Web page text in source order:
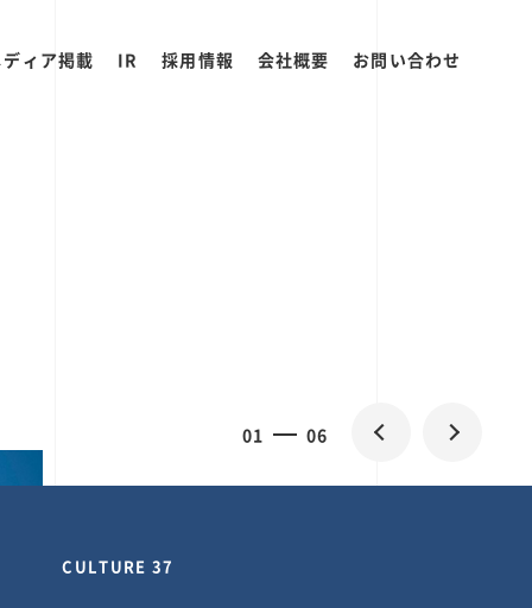
ィア掲載 IR 採用情報 会社概要 お問い合わせ
01 06
CULTURE 37